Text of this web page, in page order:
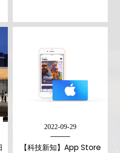
2022-09-29
【科技新知】App Store